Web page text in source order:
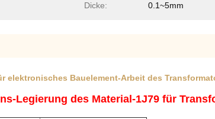
Dicke: 0.1~5mm
elektronisches Bauelement-Arbeit des
Legierung des Material-1J79 für